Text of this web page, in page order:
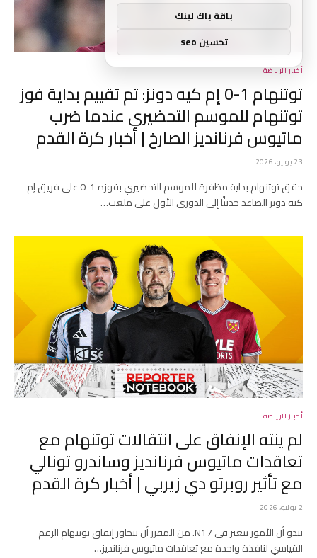
أخبار الرياضة
توتنهام 1-0 إم كيه دونز: تم تقييم بداية فوز
توتنهام للموسم التحضيري عندما ضرب
ماتيوس فرنانديز الصارخ | أخبار كرة القدم
23 يوليو، 2026
حقق توتنهام بداية مظفرة للموسم التحضيري بفوزه 1-0 على فريق إم
كيه دونز الصاعد حديثًا إلى الدوري الأول على ملعب…
أخبار الرياضة
لم ينته الإنفاق على انتقالات توتنهام مع
تعاقدات ماتيوس فرنانديز وساندرو تونالي
مع تأثير روبرتو دي زيربي | أخبار كرة القدم
2 يوليو، 2026
يبدو أن الأمور تتغير في N17. من المقرر أن يتجاوز إنفاق توتنهام الرقم
القياسي لنافذة واحدة مع تعاقدات ماتيوس فرنانديز…
باقة باك لينك
تحسين seo